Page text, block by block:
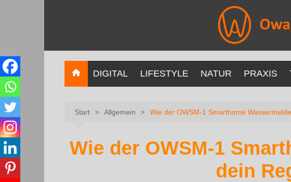
DIGITAL LIFESTYLE NATUR PRAXIS
Start Allgemein Wie der OWSM‑1 Smarthome
Wie der OWSM‑1
dein